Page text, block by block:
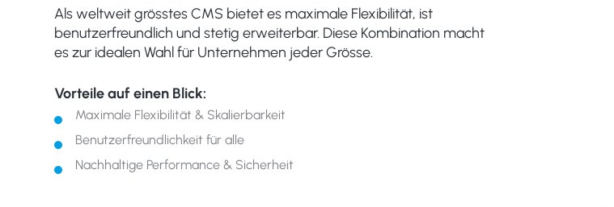
Als weltweit grösstes CMS bietet es maximale Flexibilität, ist
benutzerfreundlich und stetig erweiterbar. Diese Kombination macht
es zur idealen Wahl für Unternehmen jeder Grösse.
Vorteile auf einen Blick:
Maximale Flexibilität & Skalierbarkeit
Benutzerfreundlichkeit für alle
Nachhaltige Performance & Sicherheit